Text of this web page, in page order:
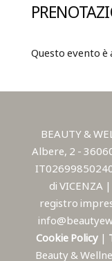
Questo evento
BEAUTY &
Albere, 2 -
di VICENZA
registro
Cookie Policy |
Beauty &